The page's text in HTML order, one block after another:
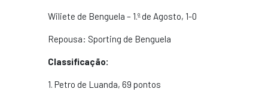
Wiliete de Benguela – 1.º de Agosto, 1-0
Repousa: Sporting de Benguela
Classificação:
1. Petro de Luanda, 69 pontos